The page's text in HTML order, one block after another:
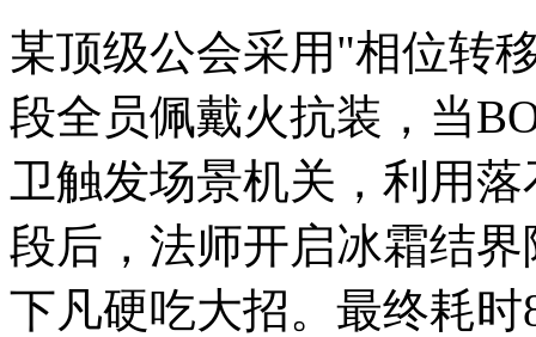
某顶级公会采用"相位转
段全员佩戴火抗装，当
卫触发场景机关，利用
段后，法师开启冰霜结
下凡硬吃大招。最终耗